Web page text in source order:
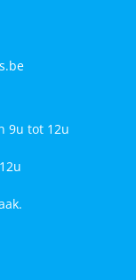
9u tot 12u